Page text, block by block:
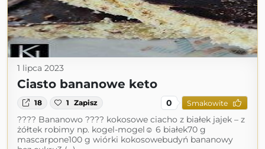
1 lipca 2023
Ciasto bananowe keto
18 1 Zapisz 0 Smakowite
???? Bananowo ???? kokosowe ciacho z białek jajek – z
żółtek robimy np. kogel-mogel☺️ 6 białek70 g
mascarpone100 g wiórki kokosowebudyń bananowy